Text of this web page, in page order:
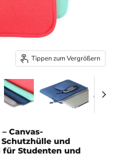
Tippen zum Vergrößern
Canvas-
und
für Studenten und